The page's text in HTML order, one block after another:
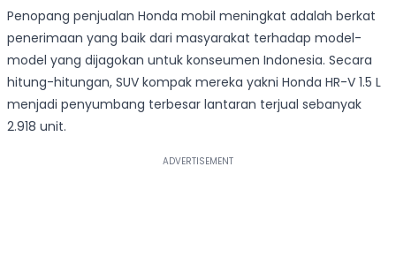
Penopang penjualan Honda mobil meningkat adalah berkat
penerimaan yang baik dari masyarakat terhadap model-
model yang dijagokan untuk konseumen Indonesia. Secara
hitung-hitungan, SUV kompak mereka yakni Honda HR-V 1.5 L
menjadi penyumbang terbesar lantaran terjual sebanyak
2.918 unit.